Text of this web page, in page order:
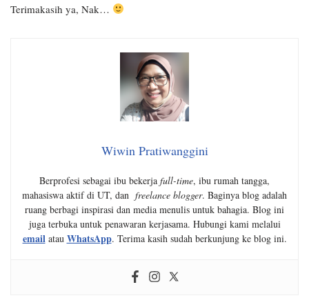
Terimakasih ya, Nak…
Wiwin Pratiwanggini
Berprofesi sebagai ibu bekerja full-time, ibu rumah tangga,
mahasiswa aktif di UT, dan freelance blogger. Baginya blog adalah
ruang berbagi inspirasi dan media menulis untuk bahagia. Blog ini
juga terbuka untuk penawaran kerjasama. Hubungi kami melalui
email atau WhatsApp. Terima kasih sudah berkunjung ke blog ini.